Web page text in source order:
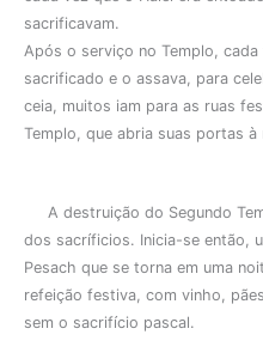
sacrificavam.
Após o serviço no Templo,
sacrificado e o assava, para
ceia, muitos iam para as ruas
Templo, que abria suas portas à
A destruição do Segundo
dos sacríficios. Inicia-se então,
Pesach que se torna em uma
refeição festiva, com vinho,
sem o sacrifício pascal.